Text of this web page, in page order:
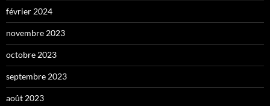
février 2024
novembre 2023
octobre 2023
septembre 2023
août 2023